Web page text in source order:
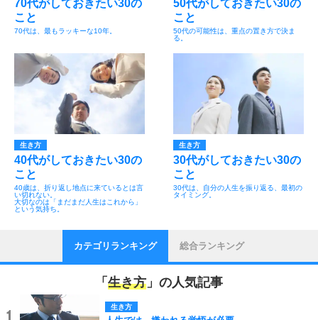
70代がしておきたい30の
こと
70代は、最もラッキーな10年。
50代がしておきたい30の
こと
50代の可能性は、重点の置き方で決ま
る。
生き方
40代がしておきたい30の
こと
40歳は、折り返し地点に来ているとは言
い切れない。
大切なのは「まだまだ人生はこれから」
という気持ち。
生き方
30代がしておきたい30の
こと
30代は、自分の人生を振り返る、最初の
タイミング。
カテゴリランキング 総合ランキング
「 生き方 」の人気記事
生き方